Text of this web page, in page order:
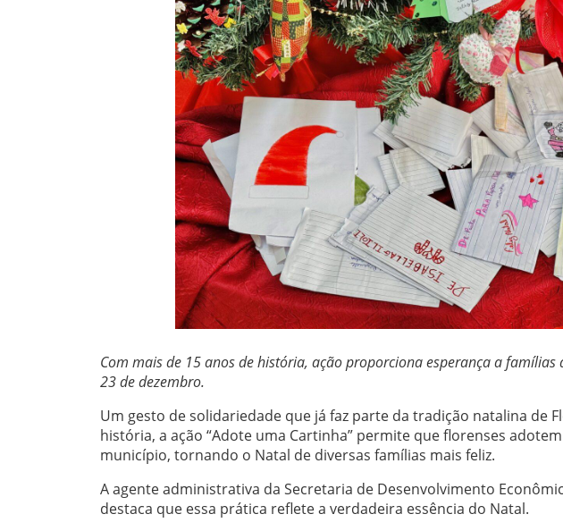
Com mais de 15 anos de história, ação proporciona esperança a
23 de dezembro.
Um gesto de solidariedade que já faz parte da tradição natalina de
história, a ação “Adote uma Cartinha” permite que florenses
município, tornando o Natal de diversas famílias mais feliz.
A agente administrativa da Secretaria de Desenvolvimento
destaca que essa prática reflete a verdadeira essência do Natal.